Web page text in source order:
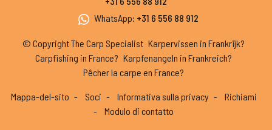
WhatsApp: +31 6 556 88 912
© Copyright The Carp Specialist Karpervissen in Frankrijk?
Carpfishing in France? Karpfenangeln in Frankreich?
Pêcher la carpe en France?
Mappa-del-sito Soci Informativa sulla privacy
Richiami
Modulo di contatto